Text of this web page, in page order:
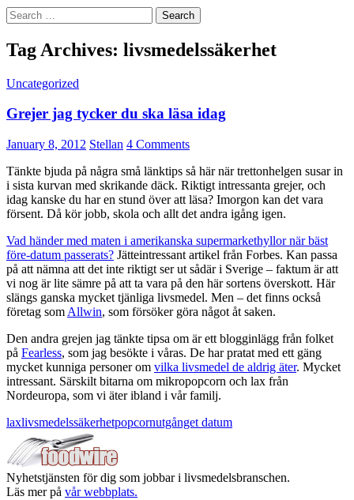
Search
for:
Tag Archives: livsmedelssäkerhet
Uncategorized
Grejer jag tycker du ska läsa idag
January 8, 2012 Stellan 4 Comments
Tänkte bjuda på några små länktips så här när trettonhelgen susar in
i sista kurvan med skrikande däck. Riktigt intressanta grejer, och
idag kanske du har en stund över att läsa? Imorgon kan det vara
försent. Då kör jobb, skola och allt det andra igång igen.
Vad händer med maten i amerikanska supermarkethyllor när bäst
före-datum passerats? Jätteintressant artikel från Forbes. Kan passa
på att nämna att det inte riktigt ser ut sådär i Sverige – faktum är att
vi nog är lite sämre på att ta vara på den här sortens överskott. Här
slängs ganska mycket tjänliga livsmedel. Men – det finns också
företag som Allwin, som försöker göra något åt saken.
Den andra grejen jag tänkte tipsa om är ett blogginlägg från folket
på Fearless, som jag besökte i våras. De har pratat med ett gäng
mycket kunniga personer om vilka livsmedel de aldrig äter. Mycket
intressant. Särskilt bitarna om mikropopcorn och lax från
Nordeuropa, som vi äter ibland i vår familj.
laxlivsmedelssäkerhetpopcornutgånget datum
Nyhetstjänsten för dig som jobbar i livsmedelsbranschen.
Läs mer på vår webbplats.